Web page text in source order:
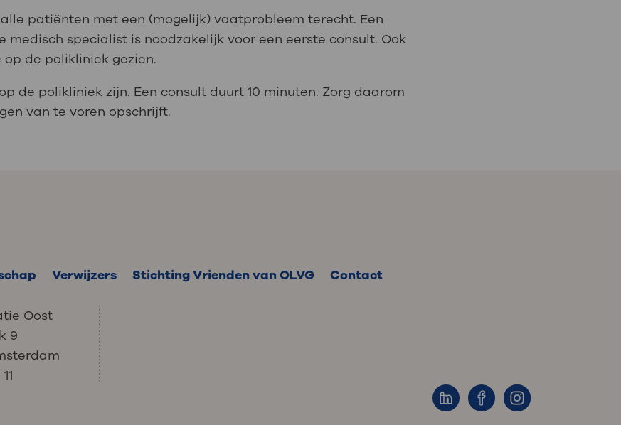
patiënten met een (mogelijk) vaatprobleem terecht. Een
medisch specialist is noodzakelijk voor een eerste consult. Ook
de polikliniek gezien.
de polikliniek zijn. Een consult duurt 10 minuten. Zorg daarom
van te voren opschrijft.
Verwijzers Stichting Vrienden van OLVG Contact
Oost
9